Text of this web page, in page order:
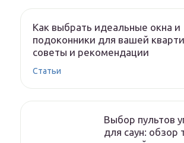
Как выбрать идеальные окна и
подоконники для вашей
советы и рекомендации
Статьи
Выбор пультов
для саун: обзор